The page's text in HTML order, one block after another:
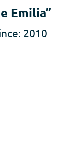
Emilia”
2010